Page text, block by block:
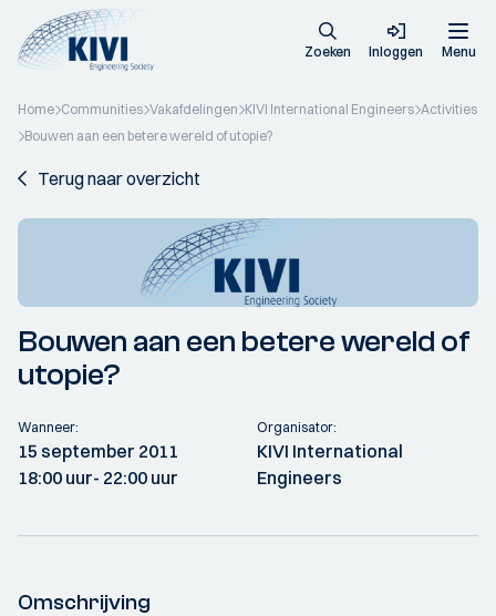
Zoeken Inloggen Menu
Home Communities Vakafdelingen KIVI International Engineers Activities
Bouwen aan een betere wereld of utopie?
Terug naar overzicht
Bouwen aan een betere wereld of
utopie?
Wanneer:
15 september 2011
18:00 uur- 22:00 uur
Organisator:
KIVI International
Engineers
Omschrijving